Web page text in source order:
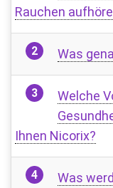
Rauchen
Was
Welche
Ihnen Nicorix?
Was